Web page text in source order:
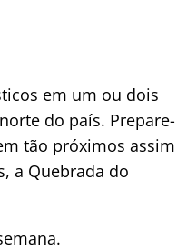
em um ou dois
do país. Prepare-
tão próximos assim
a Quebrada do